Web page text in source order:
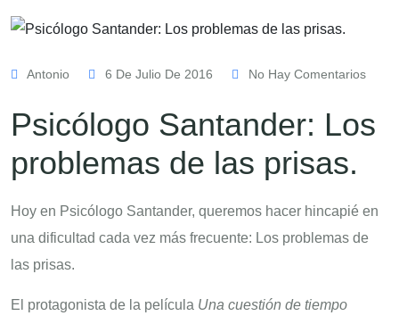
Antonio 6 De Julio De 2016 No Hay Comentarios
Psicólogo Santander: Los
problemas de las prisas.
Hoy en Psicólogo Santander, queremos hacer hincapié en
una dificultad cada vez más frecuente: Los problemas de
las prisas.
El protagonista de la película Una cuestión de tiempo